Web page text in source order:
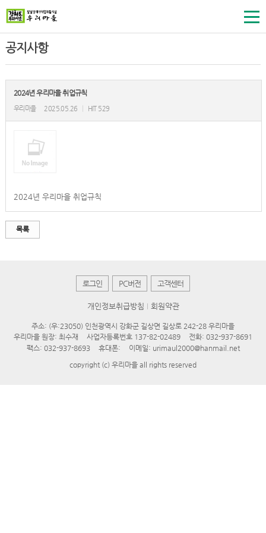
공지사항
2024년 우리마을 취업규칙
우리마을 2025.05.26 HIT 529
2024년 우리마을 취업규칙
목록
로그인 PC버전 고객센터
개인정보취급방침 회원약관
주소: (우:23050) 인천광역시 강화군 길상면 길상로 242-28 우리마을
우리마을 원장: 최수재
사업자등록번호 137-82-02489
전화: 032-937-8691
팩스: 032-937-8693
휴대폰:
이메일: urimaul2000@hanmail.net
copyright (c) 우리마을 all rights reserved